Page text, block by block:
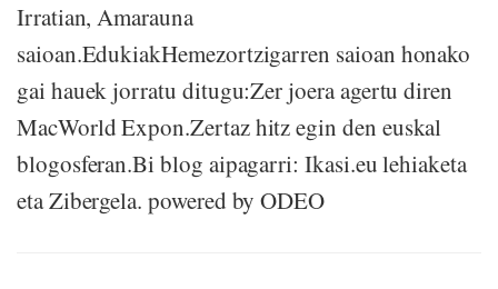
Irratian, Amarauna
saioan.EdukiakHemezortzigarren saioan honako
gai hauek jorratu ditugu:Zer joera agertu diren
MacWorld Expon.Zertaz hitz egin den euskal
blogosferan.Bi blog aipagarri: Ikasi.eu lehiaketa
eta Zibergela. powered by ODEO